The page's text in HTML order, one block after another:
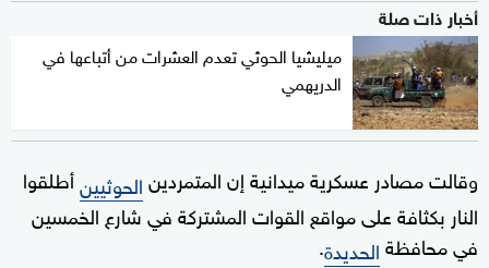
أخبار ذات صلة
ميليشيا الحوثي تعدم العشرات من أتباعها في
الدريهمي
وقالت مصادر عسكرية ميدانية إن المتمردينالحوثيينأطلقوا
النار بكثافة على مواقع القوات المشتركة في شارع الخمسين
في محافظةالحديدة.